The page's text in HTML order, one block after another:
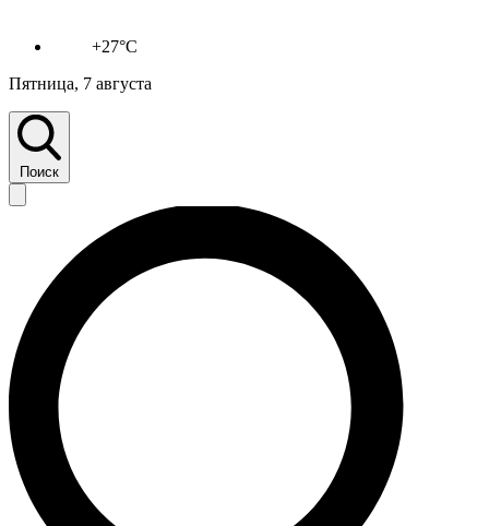
+27°C
Пятница, 7 августа
Поиск